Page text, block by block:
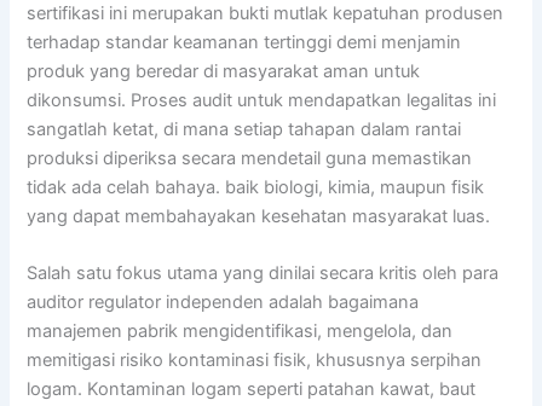
sertifikasi ini merupakan bukti mutlak kepatuhan produsen
terhadap standar keamanan tertinggi demi menjamin
produk yang beredar di masyarakat aman untuk
dikonsumsi. Proses audit untuk mendapatkan legalitas ini
sangatlah ketat, di mana setiap tahapan dalam rantai
produksi diperiksa secara mendetail guna memastikan
tidak ada celah bahaya. baik biologi, kimia, maupun fisik
yang dapat membahayakan kesehatan masyarakat luas.
Salah satu fokus utama yang dinilai secara kritis oleh para
auditor regulator independen adalah bagaimana
manajemen pabrik mengidentifikasi, mengelola, dan
memitigasi risiko kontaminasi fisik, khususnya serpihan
logam. Kontaminan logam seperti patahan kawat, baut